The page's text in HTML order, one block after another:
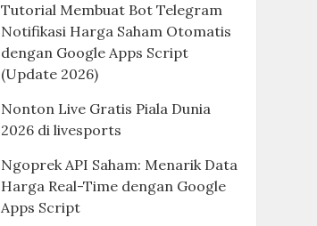
Tutorial Membuat Bot Telegram
Notifikasi Harga Saham Otomatis
dengan Google Apps Script
(Update 2026)
Nonton Live Gratis Piala Dunia
2026 di livesports
Ngoprek API Saham: Menarik Data
Harga Real-Time dengan Google
Apps Script